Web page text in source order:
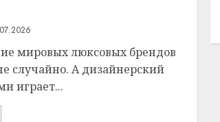
мировых люксовых брендов
случайно. А дизайнерский
играет...